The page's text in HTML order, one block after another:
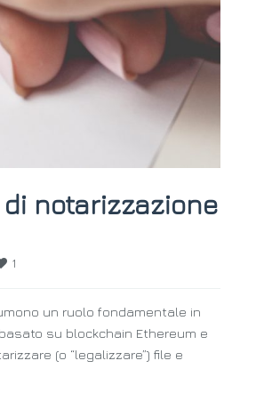
di notarizzazione
1
un ruolo fondamentale in
su blockchain Ethereum e
(o “legalizzare”) file e